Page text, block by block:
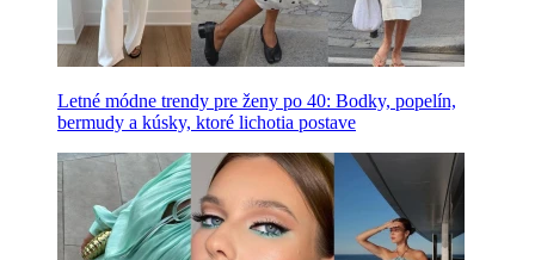
Letné módne trendy pre ženy po 40: Bodky, popelín,
bermudy a kúsky, ktoré lichotia postave